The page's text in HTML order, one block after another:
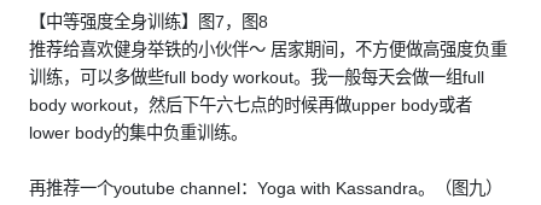
【中等强度全身训练】图7，图8
推荐给喜欢健身举铁的小伙伴～ 居家期间，不方便做高强度负重
训练，可以多做些full body workout。我一般每天会做一组full
body workout，然后下午六七点的时候再做upper body或者
lower body的集中负重训练。
再推荐一个youtube channel：Yoga with Kassandra。（图九）